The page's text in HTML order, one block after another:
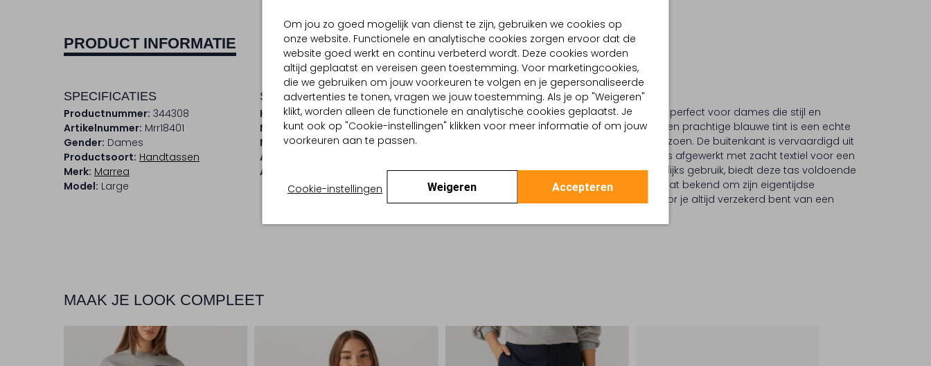
Om jou zo goed mogelijk van dienst te zijn, gebruiken we cookies op
onze website. Functionele en analytische cookies zorgen ervoor dat de
website goed werkt en continu verbeterd wordt. Deze cookies worden
altijd geplaatst en vereisen geen toestemming. Voor marketingcookies,
die we gebruiken om jouw voorkeuren te volgen en je gepersonaliseerde
advertenties te tonen, vragen we jouw toestemming. Als je op "Weigeren"
klikt, worden alleen de functionele en analytische cookies geplaatst. Je
kunt ook op "Cookie-instellingen" klikken voor meer informatie of om jouw
voorkeuren aan te passen.
Cookie-instellingen Weigeren Accepteren
PRODUCT INFORMATIE BEZORGEN & RETOURNEREN
SPECIFICATIES
Productnummer: 344308
Artikelnummer: Mrr18401
Gender: Dames
Productsoort: Handtassen
Merk: Marrea
Model: Large
SAMENSTELLING & PASVORM
Kleur: Blauw
Materiaal buitenkant: Polyester
Materiaal binnenkant: Textiel
Afmetingen:
Afneembaar hengsel:
Nee
OMSCHRIJVING
Ontdek de LARGE handtas van MARREA, perfect voor dames die stijl en
functionaliteit waarderen. Deze tas in een prachtige blauwe tint is een echte
blikvanger voor het herfst- en winterseizoen. De buitenkant is vervaardigd uit
stevig materiaal, terwijl de binnenkant is afgewerkt met zacht textiel voor een
comfortabele touch. Ideaal voor dagelijks gebruik, biedt deze tas voldoende
ruimte voor al je essentials. MARREA staat bekend om zijn eigentijdse
ontwerpen en oog voor detail, waardoor je altijd verzekerd bent van een
MAAK JE LOOK COMPLEET